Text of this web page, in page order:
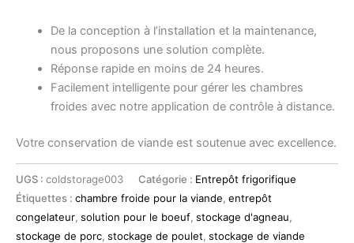
De la conception à l’installation et la maintenance,
nous proposons une solution complète.
Réponse rapide en moins de 24 heures.
Facilement intelligente pour gérer les chambres
froides avec notre application de contrôle à distance.
Votre conservation de viande est soutenue avec excellence.
UGS : coldstorage003 Catégorie : Entrepôt frigorifique
Étiquettes : chambre froide pour la viande, entrepôt
congelateur, solution pour le boeuf, stockage d'agneau,
stockage de porc, stockage de poulet, stockage de viande